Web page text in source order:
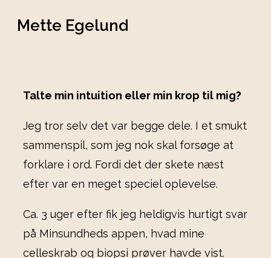
Mette Egelund
Talte min intuition eller min krop til mig?
Jeg tror selv det var begge dele. I et smukt
sammenspil, som jeg nok skal forsøge at
forklare i ord. Fordi det der skete næst
efter var en meget speciel oplevelse.
Ca. 3 uger efter fik jeg heldigvis hurtigt svar
på Minsundheds appen, hvad mine
celleskrab og biopsi prøver havde vist.